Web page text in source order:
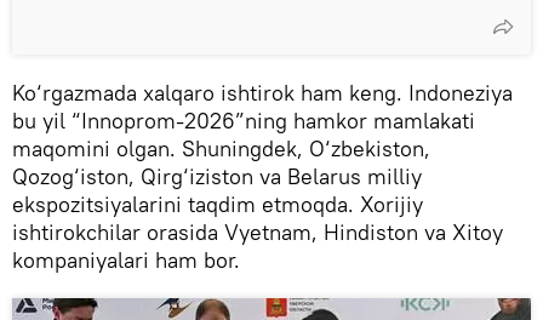
Ko‘rgazmada xalqaro ishtirok ham keng. Indoneziya
bu yil “Innoprom-2026”ning hamkor mamlakati
maqomini olgan. Shuningdek, O‘zbekiston,
Qozog‘iston, Qirg‘iziston va Belarus milliy
ekspozitsiyalarini taqdim etmoqda. Xorijiy
ishtirokchilar orasida Vyetnam, Hindiston va Xitoy
kompaniyalari ham bor.